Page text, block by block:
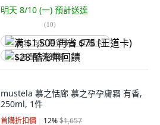
明天 8/10 (一) 預計送達
(10)
满 $1,500 再省 $75 (王道卡)
$28 酷澎幣回饋
mustela 慕之恬廊 慕之孕孕膚霜 有香,
250ml, 1件
首購折扣價 12%$1,657